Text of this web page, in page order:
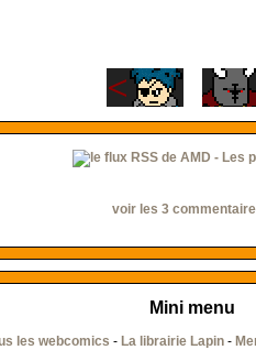
voir les 3
Mini menu
les webcomics - La librairie Lapin-